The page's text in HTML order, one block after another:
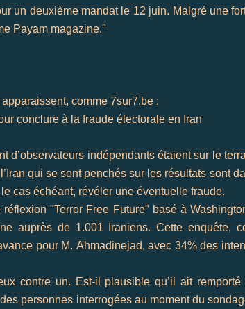
un deuxième mandat le 12 juin. Malgré une
Payam magazine."
comme 7sur7.be :
conclure à la fraude électorale en Iran
d’observateurs indépendants étaient sur le
l’Iran qui se sont penchés sur les résultats sont
cas échéant, révéler une éventuelle fraude.
réflexion "Terror Free Future" basé à
auprès de 1.001 Iraniens. Cette enquête,
pour M. Ahmadinejad, avec 34% des
contre un. Est-il plausible qu’il ait remporté
personnes interrogées au moment du